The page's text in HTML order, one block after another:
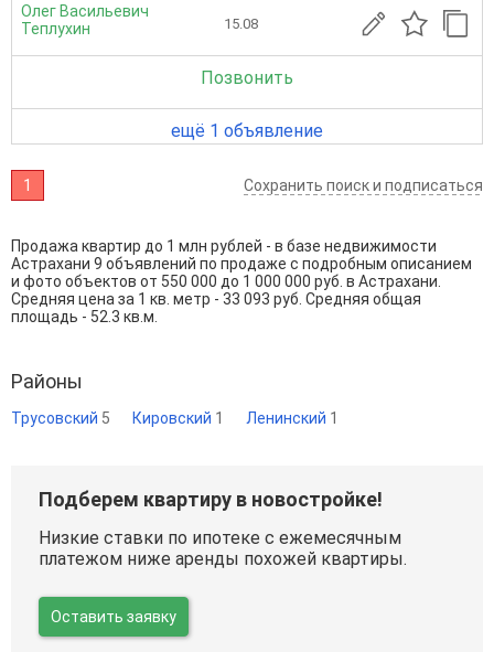
Олег Васильевич
Теплухин
15.08
Позвонить
ещё 1 объявление
1 Сохранить поиск и подписаться
Продажа квартир до 1 млн рублей - в базе недвижимости
Астрахани 9 объявлений по продаже с подробным описанием
и фото объектов от 550 000 до 1 000 000 руб. в Астрахани.
Средняя цена за 1 кв. метр - 33 093 руб. Средняя общая
площадь - 52.3 кв.м.
Районы
Трусовский 5 Кировский 1 Ленинский 1
Подберем квартиру в новостройке!
Низкие ставки по ипотеке с ежемесячным
платежом ниже аренды похожей квартиры.
Оставить заявку